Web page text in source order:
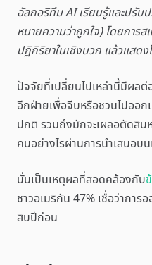
อัลกอริทึม AI เรียนรู้และปรั
หมายความว่าถูกใจ) โดยกา
ปฏิกิริยาในเชิงบวก แล้วแสด
ปัจจัยที่เปลี่ยนไปเหล่านี้มีผลต่
อีกฝ่ายเพื่อจีบหรือชวนไปออก
ปกติ รวมถึงมักจะเผลอตัดสิน
คนอย่างไรผ่านการนำเสนอบ
นั่นเป็นเหตุผลที่สอดคล้องกับ
ชาวอเมริกัน 47% เชื่อว่ากา
สิบปีก่อน